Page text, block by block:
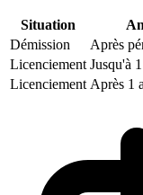
Situation
Démission
Après
Licenciement Jusqu'à
Licenciement Après 1